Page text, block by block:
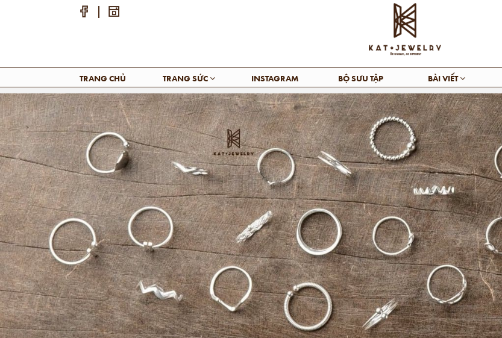
TRANG CHỦ TRANG SỨC INSTAGRAM BỘ SƯU TẬP BÀI VIẾT